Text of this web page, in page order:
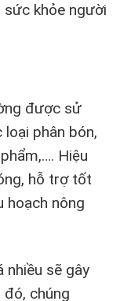
sức khỏe người
được sử
phân bón,
Hiệu
hỗ trợ tốt
hoạch nông
nhiều sẽ gây
chúng